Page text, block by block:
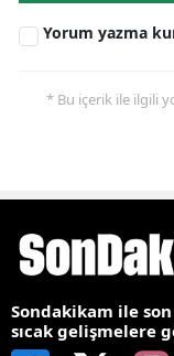
Yorum yazma
* Bu içerik ile ilgili
Sondakikam ile
sıcak gelişmelere